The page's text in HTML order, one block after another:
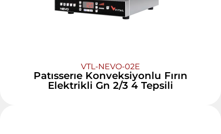
VTL-NEVO-02E
Patısserıe Konveksiyonlu Fırın
Elektrikli Gn 2/3 4 Tepsili